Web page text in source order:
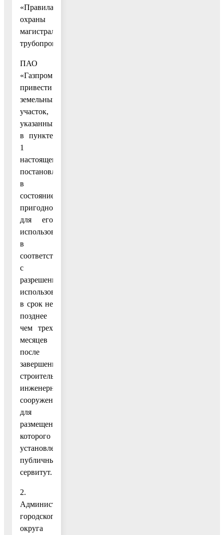
«Правила
охраны
магистральных
трубопроводов».
ПАО
«Газпром»
привести
земельный
участок,
указанный
в пункте
1
настоящего
постановления,
в
состояние,
пригодное
для его
использования
в
соответствии
с
разрешенным
использованием,
в срок не
позднее
чем трех
месяцев
после
завершения
строительства
инженерного
сооружения,
для
размещения
которого
установлен
публичный
сервитут.
2.
Администрации
городского
округа